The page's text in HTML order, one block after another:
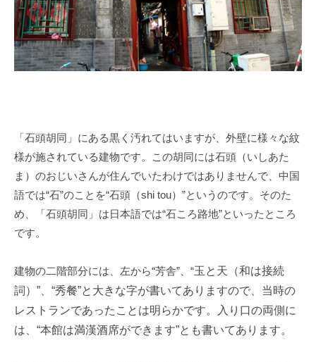
「石頭胡同」にある黒く汚れてはいますが、外壁に様々な紋
様が施されている建物です。この胡同には石頭（いしあた
ま）のおじいさんが住んでいたわけではありませんで、中国
語では“石”のことを“石頭（shi tou） ”というのです。そのた
め、「石頭胡同」は日本語では“石ころ路地”といったところ
です。
建物の二階部分には、左から“芳舎”、 “玉と天（和は接続
詞） ”、 “秀餐”と大きな字が書いてありますので、当時の
レストランであったことは明らかです。入り口の両側に
は、 “本館は満漢酒席ができます”とも書いてあります。